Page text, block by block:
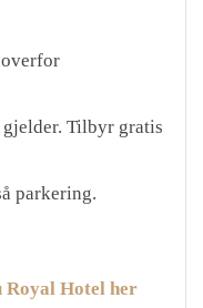
Tilbyr gratis
parkering.
Royal Hotel her